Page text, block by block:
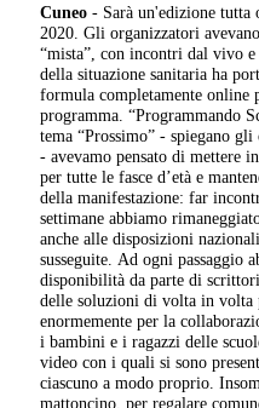
Cuneo - Sarà un'edizione
2020. Gli organizzatori
“mista”, con incontri dal vivo
della situazione sanitaria ha
formula completamente
programma. “Programmando
tema “Prossimo” - spiegano
- avevamo pensato di mettere
per tutte le fasce d’età e
della manifestazione: far
settimane abbiamo
anche alle disposizioni
susseguite. Ad ogni passaggio
disponibilità da parte di
delle soluzioni di volta in volta
enormemente per la
i bambini e i ragazzi delle
video con i quali si sono
ciascuno a modo proprio.
mattoncino, per regalare